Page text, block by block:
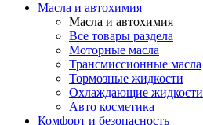
Масла и автохимия
Масла и автохимия
Все товары раздела
Моторные масла
Трансмиссионные масла
Тормозные жидкости
Охлаждающие жидкости
Авто косметика
Комфорт и безопасность